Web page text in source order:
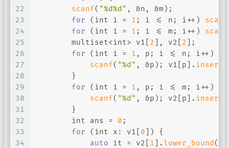
22
23
24
25
26
27
28
29
30
31
32
33
34
scanf( "%d%d" , &n, &m);
for ( int i = 1 ; i <= n; i++) scanf
for ( int i = 1 ; i <= m; i++) scanf
        multiset<
int> v1[ 2 ], v2[ 2
];
for ( int i = 1 , p; i <= n; i++) {
scanf( "%d" , &p); v1[p]. insert
        }
for ( int i = 1 , p; i <= m; i++) {
scanf( "%d" , &p); v2[p]. insert
        }
int ans = 0 ;
for ( int x: v1[ 0 ]) {
auto it = v2[ 1 ].lower_bound